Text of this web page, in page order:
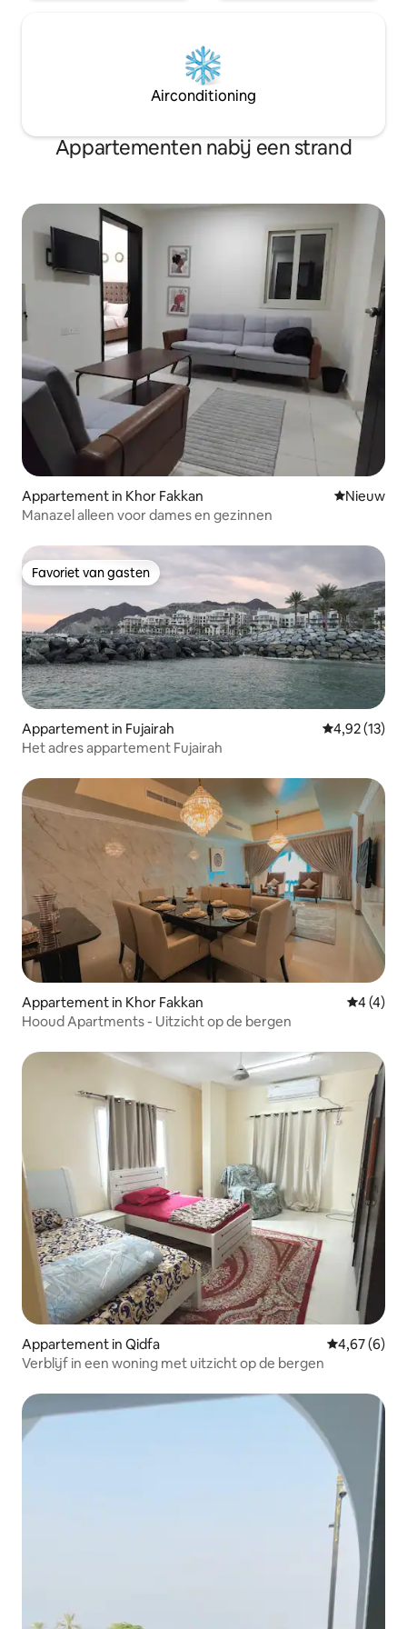
Airconditioning
Appartementen nabij een strand
Appartement in Khor Fakkan Nieuwe
Nieuw
Manazel alleen voor dames en gezinnen
Favoriet van gasten
Favoriet van gasten
Appartement in Fujairah Gemiddelde
4,92 (13)
Het adres appartement Fujairah
Appartement in Khor Fakkan
4 (4)
Hooud Apartments - Uitzicht op de bergen
Appartement in Qidfa Gemiddelde
4,67 (6)
Verblijf in een woning met uitzicht op de bergen